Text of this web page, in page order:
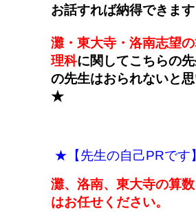
お話すれば納得できます
灘・東大寺・洛南志望の
理科に関してこちらの
の先生はおられないと
★
★【先生の自己PRで
灘、洛南、東大寺の算
はお任せください。